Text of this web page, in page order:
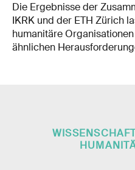
Die Ergebnisse der
IKRK und der ETH Zürich
humanitäre
ähnlichen